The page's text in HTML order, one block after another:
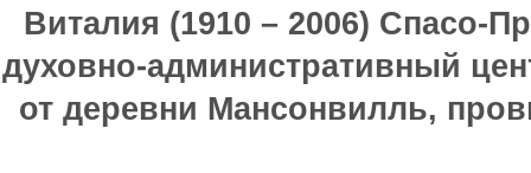
Виталия (1910 – 2006) Спасо-
духовно-административный
от деревни Мансонвилль,